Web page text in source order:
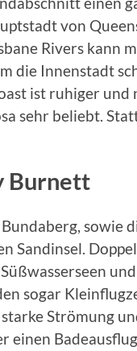
von
Rivers kann
die Innenstadt
ist ruhiger
sehr beliebt.
Burnett
sowie
Sandinsel.
sogar
Strömung
einen